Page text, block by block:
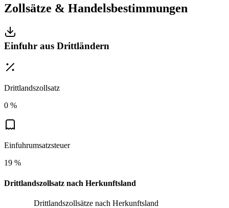
Zollsätze & Handelsbestimmungen
Einfuhr aus Drittländern
Drittlandszollsatz
0 %
Einfuhrumsatzsteuer
19 %
Drittlandszollsatz nach Herkunftsland
Drittlandszollsätze nach Herkunftsland